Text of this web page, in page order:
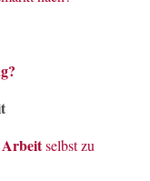
selbst zu